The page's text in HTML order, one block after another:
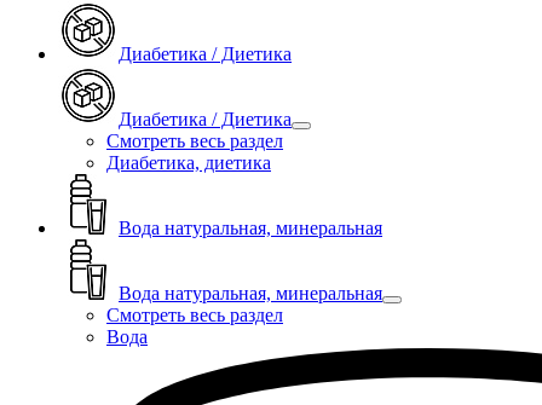
Диабетика / Диетика
Диабетика / Диетика
Смотреть весь раздел
Диабетика, диетика
Вода натуральная, минеральная
Вода натуральная, минеральная
Смотреть весь раздел
Вода